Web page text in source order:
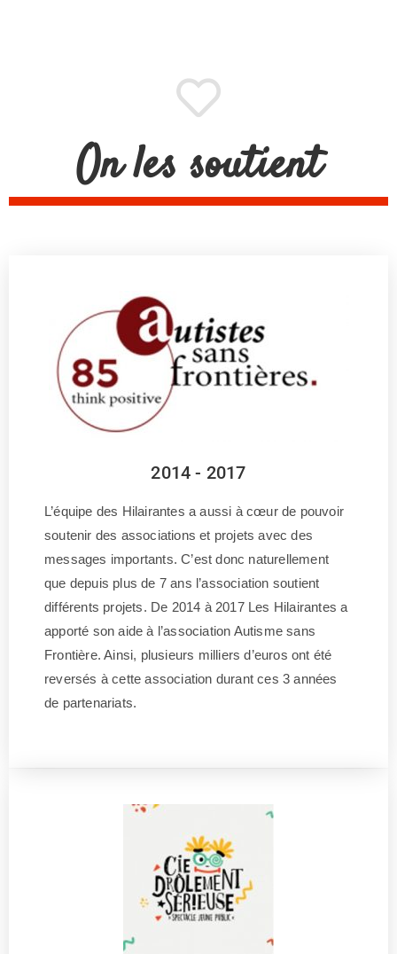
On les soutient
2014 - 2017
L’équipe des Hilairantes a aussi à cœur de pouvoir
soutenir des associations et projets avec des
messages importants. C’est donc naturellement
que depuis plus de 7 ans l’association soutient
différents projets. De 2014 à 2017 Les Hilairantes a
apporté son aide à l’association Autisme sans
Frontière. Ainsi, plusieurs milliers d’euros ont été
reversés à cette association durant ces 3 années
de partenariats.